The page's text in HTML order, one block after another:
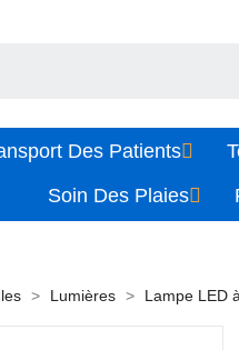
Des Patients
Soin Des Plaies
Lumières Lampe LED